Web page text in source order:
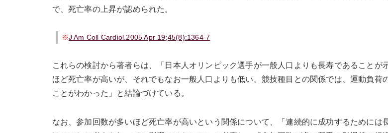
で、死亡率の上昇が認められた。
※J Am Coll Cardiol.2005 Apr 19;45(8):1364-7
これらの検討から著者らは、「日本人オリンピック選手が一般人口よりも長寿であることが
ほど死亡率が高いが、それでもなお一般人口よりも低い。競技種目との関係では、運動負荷
ことがわかった」と結論づけている。
なお、参加回数が多いほど死亡率が高いという関係について、「連続的に成功するためには